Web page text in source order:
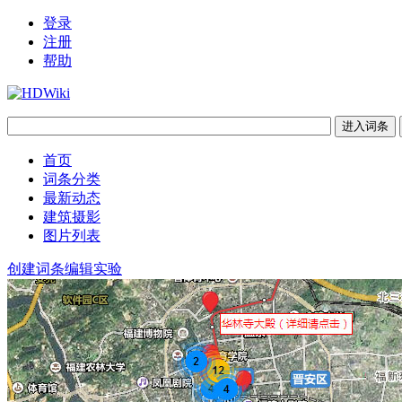
登录
注册
帮助
首页
词条分类
最新动态
建筑摄影
图片列表
创建词条编辑实验